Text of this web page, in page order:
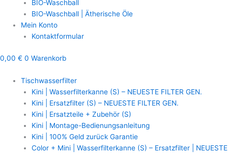
BIO-Waschball
BIO-Waschball | Ätherische Öle
Mein Konto
Kontaktformular
0,00 € 0 Warenkorb
Tischwasserfilter
Kini | Wasserfilterkanne (S) – NEUESTE FILTER GEN.
Kini | Ersatzfilter (S) – NEUESTE FILTER GEN.
Kini | Ersatzteile + Zubehör (S)
Kini | Montage-Bedienungsanleitung
Kini | 100% Geld zurück Garantie
Color + Mini | Wasserfilterkanne (S) – Ersatzfilter | NEUESTE